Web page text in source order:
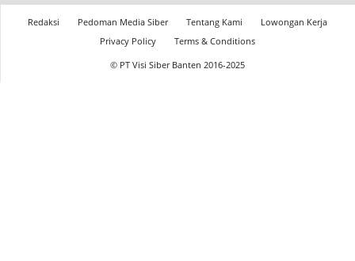
Redaksi Pedoman Media Siber Tentang Kami
Lowongan Kerja
Privacy Policy
Terms & Conditions
© PT Visi Siber Banten 2016-2025